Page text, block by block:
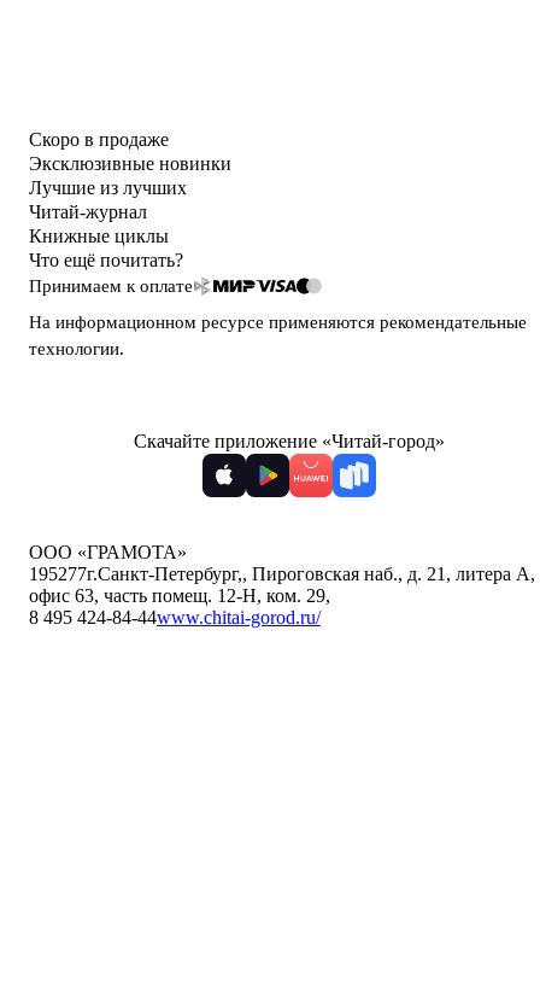
Скоро в продаже
Эксклюзивные новинки
Лучшие из лучших
Читай-журнал
Книжные циклы
Что ещё почитать?
Принимаем к оплате
На информационном ресурсе применяются рекомендательные
технологии.
Скачайте приложение «Читай-город»
ООО «ГРАМОТА»
195277г.Санкт-Петербург,, Пироговская наб., д. 21, литера А,
офис 63, часть помещ. 12-Н, ком. 29,
8 495 424-84-44www.chitai-gorod.ru/